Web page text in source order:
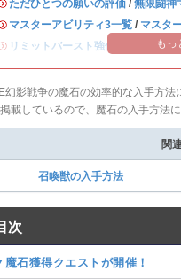
ただひとつの願いの評価 / 無限闘神
マスターアビリティ3一覧 / マスタ
リミットバースト強化一覧 全キ
もっ
幻影戦争の魔石の効率的な入手方
載しているので、魔石の入手方法
関
召喚獣の入手方法
次
石獲得クエストが開催！